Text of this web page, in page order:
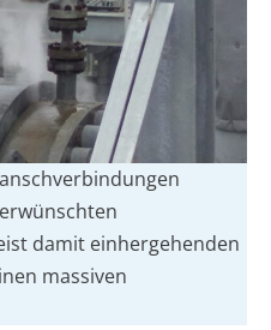
damit einhergehenden
massiven